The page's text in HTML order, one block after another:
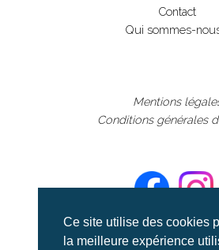
Ce site utilise des cookies
la meilleure expérience
Contact
Qui sommes-
Mentions
Conditions générales
©aerialcollection marque